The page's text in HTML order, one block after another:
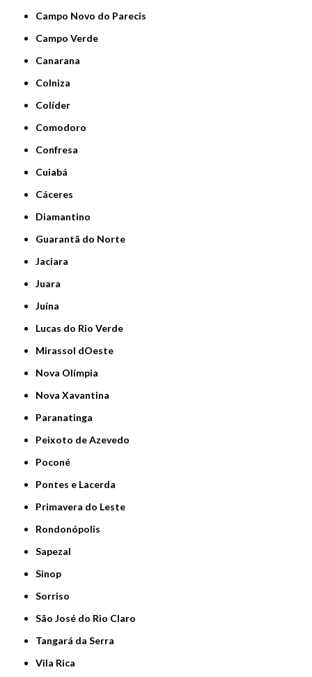
Campo Novo do Parecis
Campo Verde
Canarana
Colniza
Colíder
Comodoro
Confresa
Cuiabá
Cáceres
Diamantino
Guarantã do Norte
Jaciara
Juara
Juína
Lucas do Rio Verde
Mirassol dOeste
Nova Olímpia
Nova Xavantina
Paranatinga
Peixoto de Azevedo
Poconé
Pontes e Lacerda
Primavera do Leste
Rondonópolis
Sapezal
Sinop
Sorriso
São José do Rio Claro
Tangará da Serra
Vila Rica